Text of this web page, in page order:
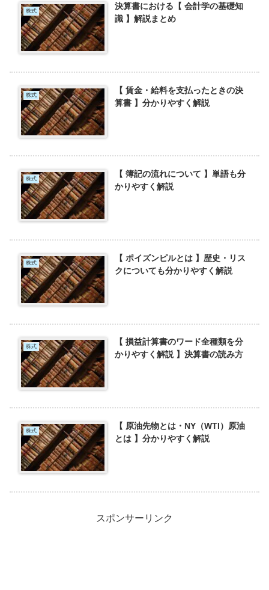
株式
決算書における【 会計学の基礎知
識 】解説まとめ
株式
【 賃金・給料を支払ったときの決
算書 】分かりやすく解説
株式
【 簿記の流れについて 】単語も分
かりやすく解説
株式
【 ポイズンピルとは 】歴史・リス
クについても分かりやすく解説
株式
【 損益計算書のワード全種類を分
かりやすく解説 】決算書の読み方
株式
【 原油先物とは・NY（WTI）原油
とは 】分かりやすく解説
スポンサーリンク